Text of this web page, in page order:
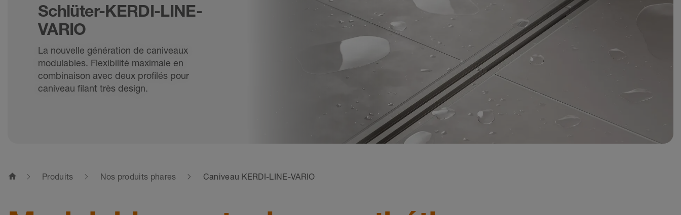
Schlüter-KERDI-LINE-
VARIO
La nouvelle génération de caniveaux
modulables. Flexibilité maximale en
combinaison avec deux profilés pour
caniveau filant très design.
home Produits Nos produits phares Caniveau KERDI-LINE-VARIO